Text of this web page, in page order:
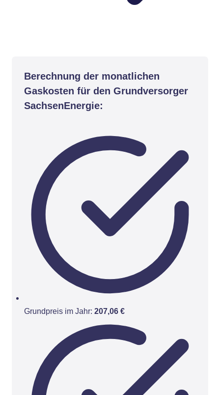
Berechnung der monatlichen
Gaskosten für den Grundversorger
SachsenEnergie:
Grundpreis im Jahr: 207,06 €